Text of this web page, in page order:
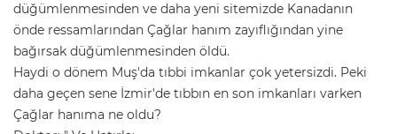
düğümlenmesinden ve daha yeni sitemizde Kanadanın
önde ressamlarından Çağlar hanım zayıflığından yine
bağırsak düğümlenmesinden öldü.
Haydi o dönem Muş'da tıbbi imkanlar çok yetersizdi. Peki
daha geçen sene İzmir'de tıbbın en son imkanları varken
Çağlar hanıma ne oldu?